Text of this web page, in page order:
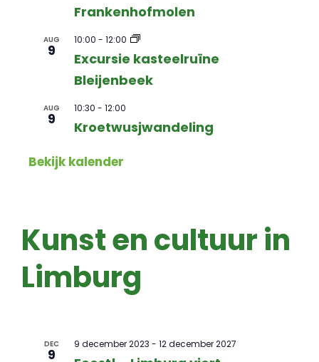
Frankenhofmolen
AUG
9
10:00 - 12:00
Excursie kasteelruïne
Bleijenbeek
AUG
9
10:30 - 12:00
Kroetwusjwandeling
Bekijk kalender
Kunst en cultuur in
Limburg
DEC
9
9 december 2023 - 12 december 2027